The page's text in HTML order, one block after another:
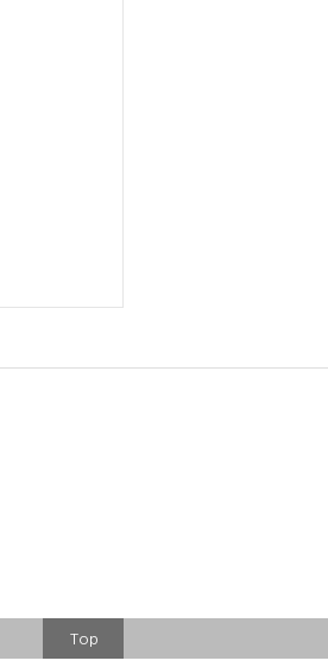
Top